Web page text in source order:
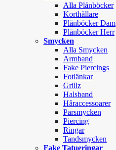
Alla Plånböcker
Korthållare
Plånböcker Dam
Plånböcker Herr
Smycken
Alla Smycken
Armband
Fake Piercings
Fotlänkar
Grillz
Halsband
Håraccessoarer
Parsmycken
Piercing
Ringar
Tandsmycken
Fake Tatueringar